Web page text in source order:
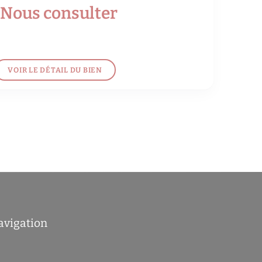
Nous consulter
VOIR LE DÉTAIL DU BIEN